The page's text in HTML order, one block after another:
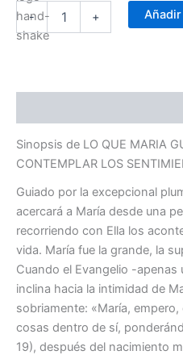
-
Lo
Que
Maria
-
Peman
Domecq,
Jose
cantidad
+
Sinopsis de LO QUE MARIA
CONTEMPLAR LOS
Guiado por la excepcional
acercará a María desde una
recorriendo con Ella los
vida. María fue la grande, la
Cuando el Evangelio -
inclina hacia la intimidad de
sobriamente: «María,
cosas dentro de sí,
19), después del nacimiento